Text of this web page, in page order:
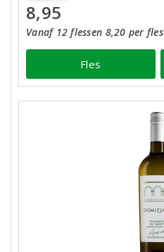
8,95
Vanaf 12 flessen 8,20 per fles
Fles